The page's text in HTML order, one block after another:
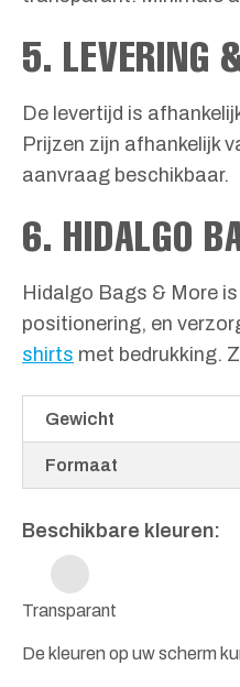
5. LEVERING
De levertijd is
Prijzen zijn afhankelijk
aanvraag beschikbaar.
6. HIDALGO
Hidalgo Bags & More
positionering, en
shirts met bedrukking.
Gewicht
Formaat
Beschikbare kleuren:
Transparant
De kleuren op uw scherm